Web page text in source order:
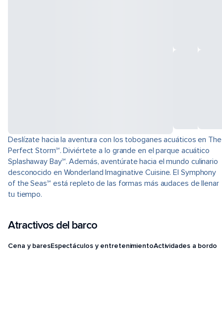
Deslízate hacia la aventura con los toboganes acuáticos en The
Perfect Storm℠. Diviértete a lo grande en el parque acuático
Splashaway Bay℠. Además, aventúrate hacia el mundo culinario
desconocido en Wonderland Imaginative Cuisine. El Symphony
of the Seas℠ está repleto de las formas más audaces de llenar
tu tiempo.
Atractivos del barco
Cena y baresEspectáculos y entretenimientoActividades a bordo